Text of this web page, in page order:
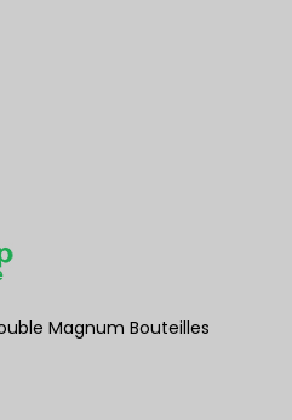
Magnum Bouteilles